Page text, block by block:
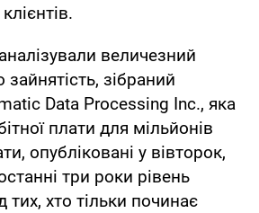
величезний
зібраний
Data Processing Inc., яка
плати для мільйонів
опубліковані у вівторок,
три роки рівень
тих, хто тільки починає